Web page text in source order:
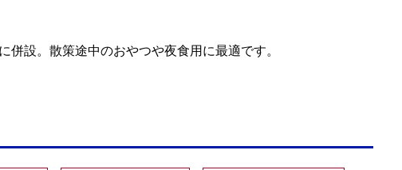
設。散策途中のおやつや夜食用に最適です。